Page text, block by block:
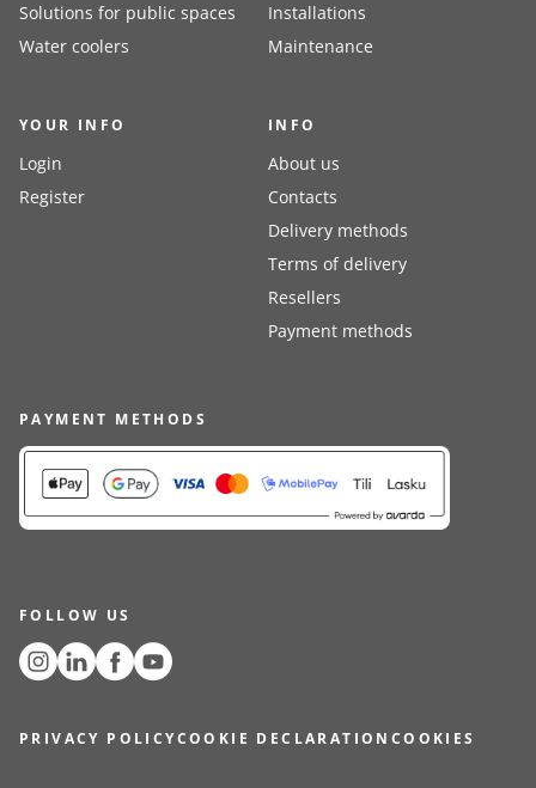
Solutions for public spaces
Water coolers
Installations
Maintenance
YOUR INFO
Login
Register
INFO
About us
Contacts
Delivery methods
Terms of delivery
Resellers
Payment methods
PAYMENT METHODS
FOLLOW US
PRIVACY POLICYCOOKIE DECLARATION COOKIES